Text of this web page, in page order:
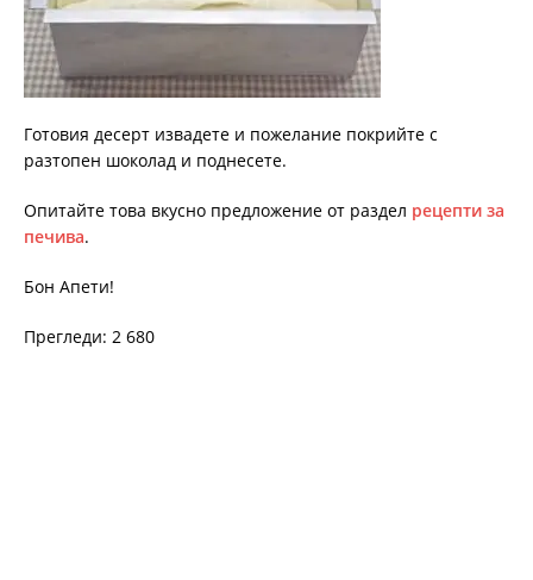
Готовия десерт извадете и пожелание покрийте с
разтопен шоколад и поднесете.
Опитайте това вкусно предложение от раздел рецепти за
печива.
Бон Апети!
Прегледи: 2 680